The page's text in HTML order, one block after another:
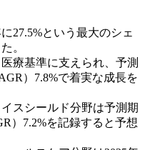
27.5%という最大のシェ
。
療基準に支えられ、予測
）7.8%で着実な成長を
スシールド分野は予測期
）7.2%を記録すると予想